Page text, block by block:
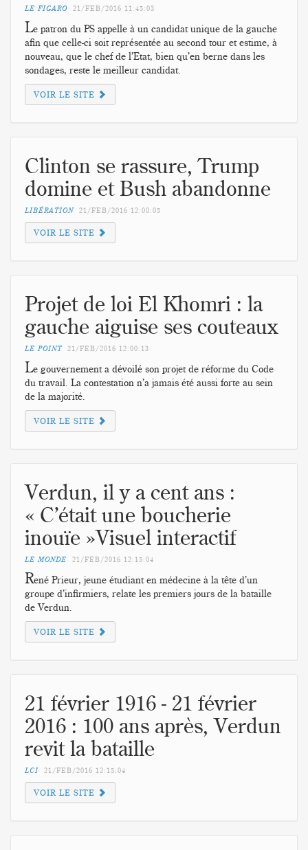
LE FIGARO 21/FEB/2016 11:45:03
Le patron du PS appelle à un candidat unique de la gauche
afin que celle-ci soit représentée au second tour et estime, à
nouveau, que le chef de l’Etat, bien qu’en berne dans les
sondages, reste le meilleur candidat.
VOIR LE SITE
Clinton se rassure, Trump
domine et Bush abandonne
LIBÉRATION 21/FEB/2016 12:00:05
VOIR LE SITE
Projet de loi El Khomri : la
gauche aiguise ses couteaux
LE POINT 21/FEB/2016 12:00:13
Le gouvernement a dévoilé son projet de réforme du Code
du travail. La contestation n’a jamais été aussi forte au sein
de la majorité.
VOIR LE SITE
Verdun, il y a cent ans :
« C’était une boucherie
inouïe »Visuel interactif
LE MONDE 21/FEB/2016 12:15:04
René Prieur, jeune étudiant en médecine à la tête d’un
groupe d’infirmiers, relate les premiers jours de la bataille
de Verdun.
VOIR LE SITE
21 février 1916 - 21 février
2016 : 100 ans après, Verdun
revit la bataille
LCI 21/FEB/2016 12:15:04
VOIR LE SITE